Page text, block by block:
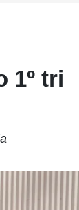
1º tri